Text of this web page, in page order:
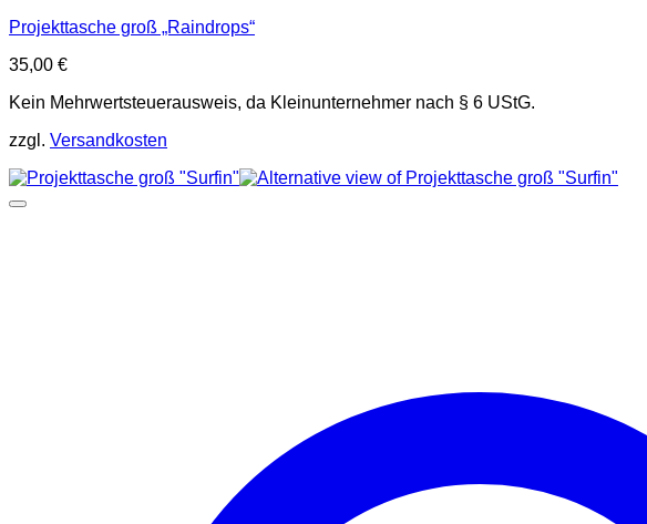
Projekttasche groß „Raindrops“
35,00 €
Kein Mehrwertsteuerausweis, da Kleinunternehmer nach § 6 UStG.
zzgl. Versandkosten